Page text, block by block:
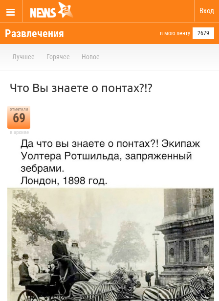
Вход
Развлечения в мою ленту 2679
Лучшее Горячее Новое
Что Вы знаете о понтах?!?
отметили
69
в архиве